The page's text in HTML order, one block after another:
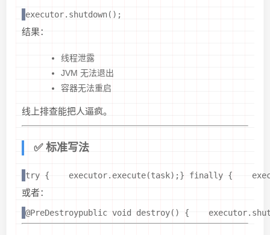
executor.shutdown();
结果：
线程泄露
JVM 无法退出
容器无法重启
线上排查能把人逼疯。
✅ 标准写法
try {    executor.execute(task);} finally {
或者：
@PreDestroypublic void destroy() {